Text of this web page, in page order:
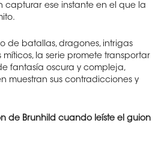
capturar ese instante en el que la
de batallas, dragones, intrigas
la serie promete transportar
fantasía oscura y compleja,
muestran sus contradicciones y
de Brunhild cuando leíste el guion